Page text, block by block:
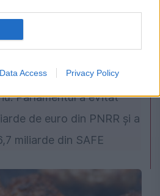
Data Access Privacy Policy
POLITICA
Parlamentul a evitat
de euro din PNRR și a
miliarde din SAFE